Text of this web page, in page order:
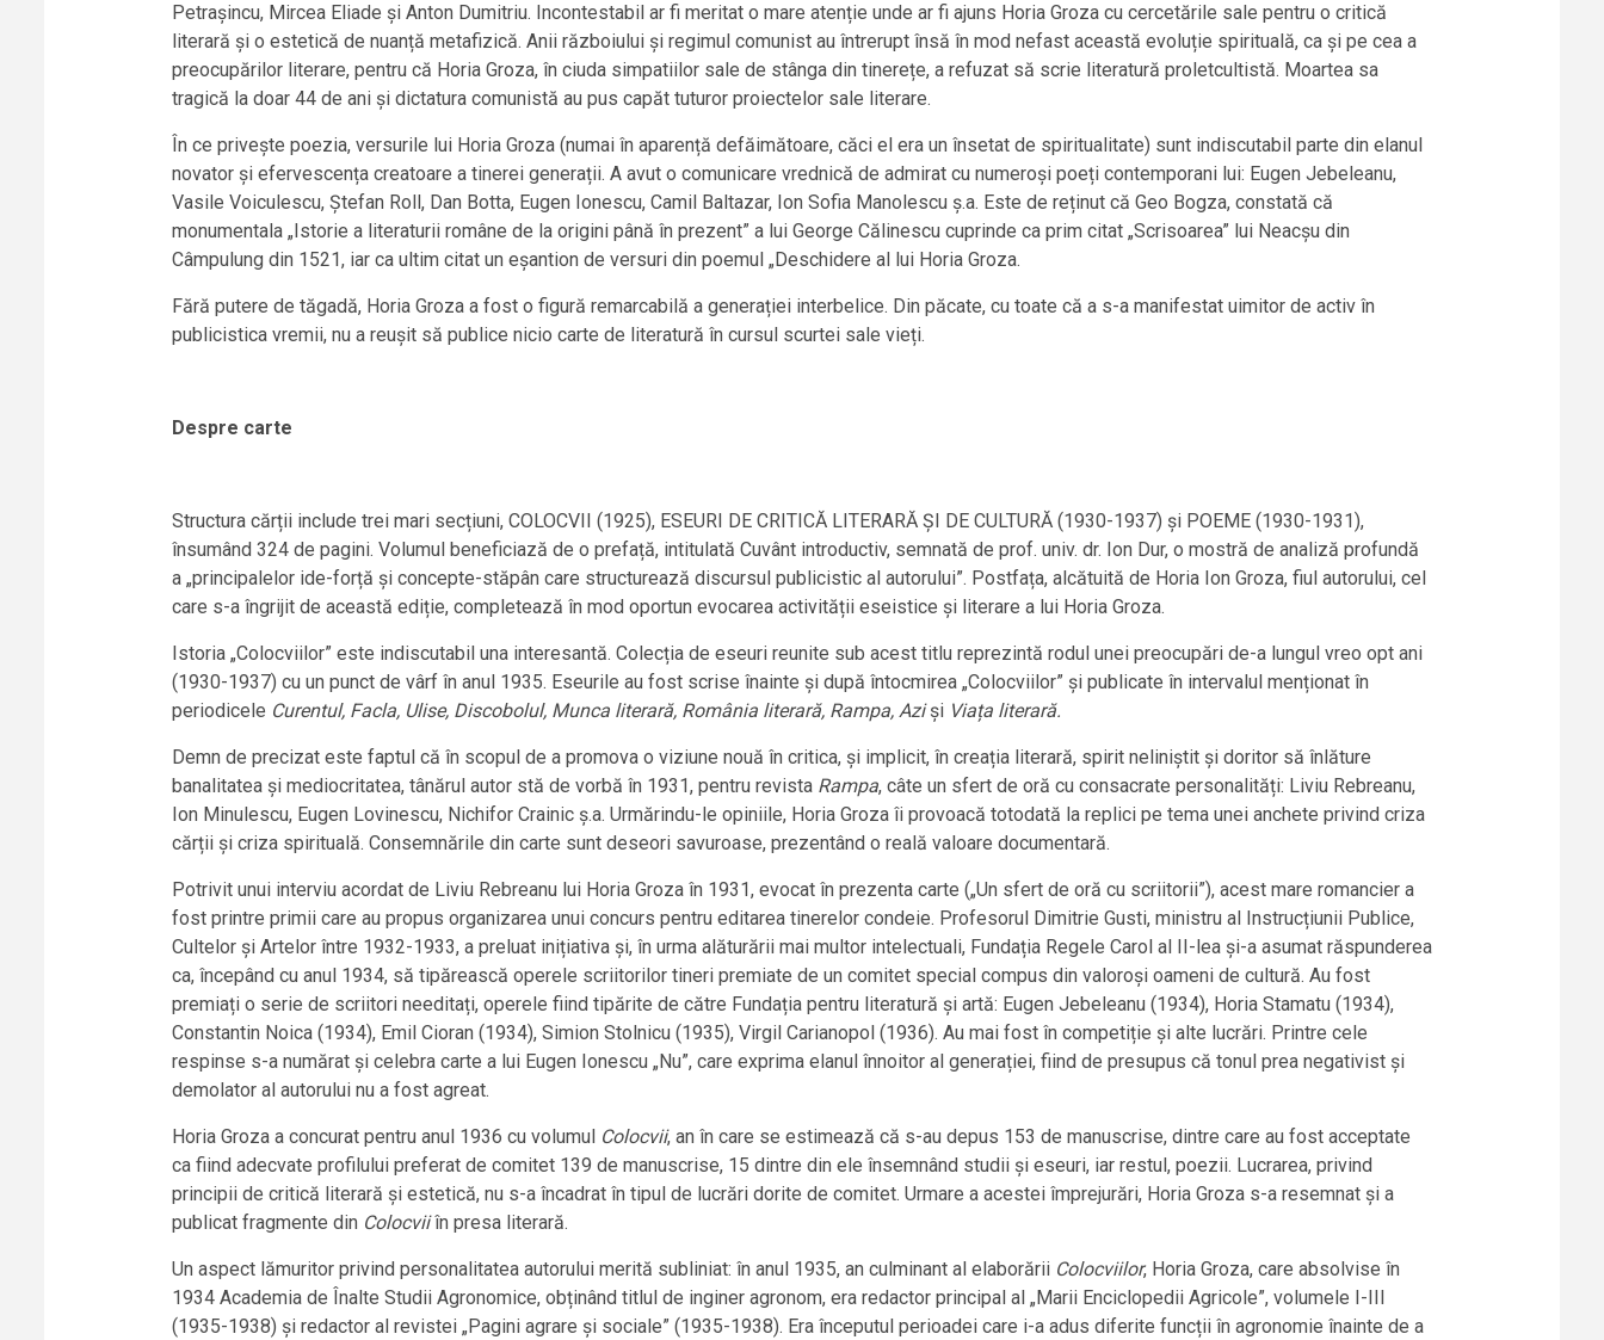
Petrașincu, Mircea Eliade și Anton Dumitriu. Incontestabil ar fi meritat o mare atenție unde ar fi ajuns Horia Groza cu cercetările sale pentru o critică
literară și o estetică de nuanță metafizică. Anii războiului și regimul comunist au întrerupt însă în mod nefast această evoluție spirituală, ca și pe cea a
preocupărilor literare, pentru că Horia Groza, în ciuda simpatiilor sale de stânga din tinerețe, a refuzat să scrie literatură proletcultistă. Moartea sa
tragică la doar 44 de ani și dictatura comunistă au pus capăt tuturor proiectelor sale literare.
În ce privește poezia, versurile lui Horia Groza (numai în aparență defăimătoare, căci el era un însetat de spiritualitate) sunt indiscutabil parte din elanul
novator și efervescența creatoare a tinerei generații. A avut o comunicare vrednică de admirat cu numeroși poeți contemporani lui: Eugen Jebeleanu,
Vasile Voiculescu, Ștefan Roll, Dan Botta, Eugen Ionescu, Camil Baltazar, Ion Sofia Manolescu ș.a. Este de reținut că Geo Bogza, constată că
monumentala „Istorie a literaturii române de la origini până în prezent” a lui George Călinescu cuprinde ca prim citat „Scrisoarea” lui Neacșu din
Câmpulung din 1521, iar ca ultim citat un eșantion de versuri din poemul „Deschidere al lui Horia Groza.
Fără putere de tăgadă, Horia Groza a fost o figură remarcabilă a generației interbelice. Din păcate, cu toate că a s-a manifestat uimitor de activ în
publicistica vremii, nu a reușit să publice nicio carte de literatură în cursul scurtei sale vieți.
Despre carte
Structura cărții include trei mari secțiuni, COLOCVII (1925), ESEURI DE CRITICĂ LITERARĂ ȘI DE CULTURĂ (1930-1937) și POEME (1930-1931),
însumând 324 de pagini. Volumul beneficiază de o prefață, intitulată Cuvânt introductiv, semnată de prof. univ. dr. Ion Dur, o mostră de analiză profundă
a „principalelor ide-forță și concepte-stăpân care structurează discursul publicistic al autorului”. Postfața, alcătuită de Horia Ion Groza, fiul autorului, cel
care s-a îngrijit de această ediție, completează în mod oportun evocarea activității eseistice și literare a lui Horia Groza.
Istoria „Colocviilor” este indiscutabil una interesantă. Colecția de eseuri reunite sub acest titlu reprezintă rodul unei preocupări de-a lungul vreo opt ani
(1930-1937) cu un punct de vârf în anul 1935. Eseurile au fost scrise înainte și după întocmirea „Colocviilor” și publicate în intervalul menționat în
periodicele Curentul, Facla, Ulise, Discobolul, Munca literară, România literară, Rampa, AzișiViața literară.
Demn de precizat este faptul că în scopul de a promova o viziune nouă în critica, și implicit, în creația literară, spirit neliniștit și doritor să înlăture
banalitatea și mediocritatea, tânărul autor stă de vorbă în 1931, pentru revista Rampa, câte un sfert de oră cu consacrate personalități: Liviu Rebreanu,
Ion Minulescu, Eugen Lovinescu, Nichifor Crainic ș.a. Urmărindu-le opiniile, Horia Groza îi provoacă totodată la replici pe tema unei anchete privind criza
cărții și criza spirituală. Consemnările din carte sunt deseori savuroase, prezentând o reală valoare documentară.
Potrivit unui interviu acordat de Liviu Rebreanu lui Horia Groza în 1931, evocat în prezenta carte („Un sfert de oră cu scriitorii”), acest mare romancier a
fost printre primii care au propus organizarea unui concurs pentru editarea tinerelor condeie. Profesorul Dimitrie Gusti, ministru al Instrucțiunii Publice,
Cultelor și Artelor între 1932-1933, a preluat inițiativa și, în urma alăturării mai multor intelectuali, Fundația Regele Carol al II-lea și-a asumat răspunderea
ca, începând cu anul 1934, să tipărească operele scriitorilor tineri premiate de un comitet special compus din valoroși oameni de cultură. Au fost
premiați o serie de scriitori needitați, operele fiind tipărite de către Fundația pentru literatură și artă: Eugen Jebeleanu (1934), Horia Stamatu (1934),
Constantin Noica (1934), Emil Cioran (1934), Simion Stolnicu (1935), Virgil Carianopol (1936). Au mai fost în competiție și alte lucrări. Printre cele
respinse s-a numărat și celebra carte a lui Eugen Ionescu „Nu”, care exprima elanul înnoitor al generației, fiind de presupus că tonul prea negativist și
demolator al autorului nu a fost agreat.
Horia Groza a concurat pentru anul 1936 cu volumul Colocvii, an în care se estimează că s-au depus 153 de manuscrise, dintre care au fost acceptate
ca fiind adecvate profilului preferat de comitet 139 de manuscrise, 15 dintre din ele însemnând studii și eseuri, iar restul, poezii. Lucrarea, privind
principii de critică literară și estetică, nu s-a încadrat în tipul de lucrări dorite de comitet. Urmare a acestei împrejurări, Horia Groza s-a resemnat și a
publicat fragmente din Colocviiîn presa literară.
Un aspect lămuritor privind personalitatea autorului merită subliniat: în anul 1935, an culminant al elaborării Colocviilor, Horia Groza, care absolvise în
1934 Academia de Înalte Studii Agronomice, obținând titlul de inginer agronom, era redactor principal al „Marii Enciclopedii Agricole”, volumele I-III
(1935-1938) și redactor al revistei „Pagini agrare și sociale” (1935-1938). Era începutul perioadei care i-a adus diferite funcții în agronomie înainte de a